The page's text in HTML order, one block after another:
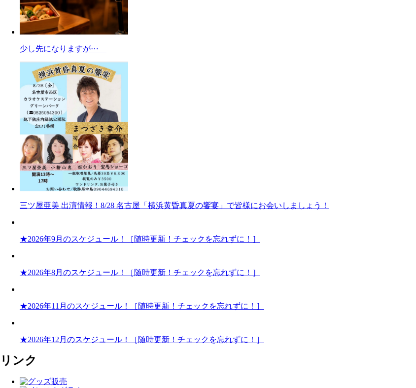
少し先になりますが⋯
三ツ屋亜美 出演情報！8/28 名古屋「横浜黄昏真夏の饗宴」で皆様にお会いしましょう！
★2026年9月のスケジュール！［随時更新！チェックを忘れずに！］
★2026年8月のスケジュール！［随時更新！チェックを忘れずに！］
★2026年11月のスケジュール！［随時更新！チェックを忘れずに！］
★2026年12月のスケジュール！［随時更新！チェックを忘れずに！］
リンク